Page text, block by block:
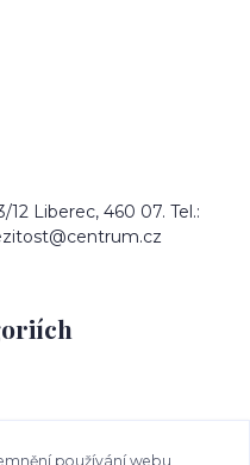
12 Liberec, 460 07. Tel.:
používání webu,